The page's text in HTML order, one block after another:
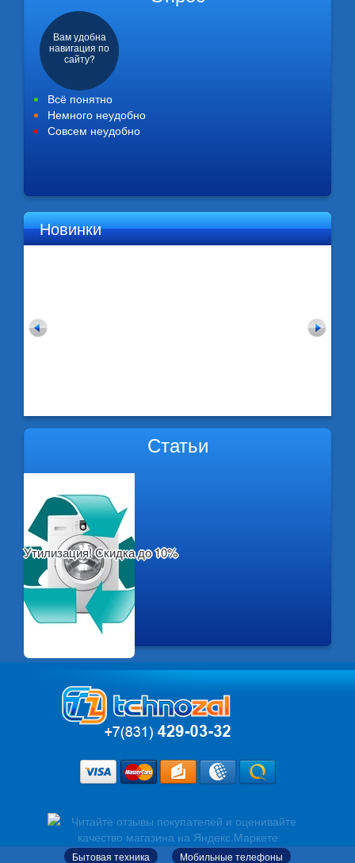
Вам удобна
навигация по
сайту?
Всё понятно
Немного неудобно
Совсем неудобно
Новинки
Статьи
Утилизация! Скидка до 10%
Бытовая техника Мобильные телефоны